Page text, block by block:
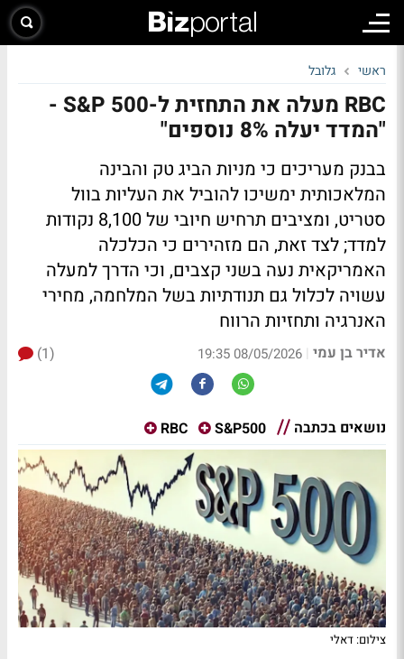
ראשי גלובל
RBC מעלה את התחזית ל-S&P 500 -
"המדד יעלה 8% נוספים"
בבנק מעריכים כי מניות הביג טק והבינה
המלאכותית ימשיכו להוביל את העליות בוול
סטריט, ומציבים תרחיש חיובי של 8,100 נקודות
למדד; לצד זאת, הם מזהירים כי הכלכלה
האמריקאית נעה בשני קצבים, וכי הדרך למעלה
עשויה לכלול גם תנודתיות בשל המלחמה, מחירי
האנרגיה ותחזיות הרווח
אדיר בן עמי |
08/05/2026 19:35
(1)
נושאים בכתבה S&P500
RBC
צילום: דאלי